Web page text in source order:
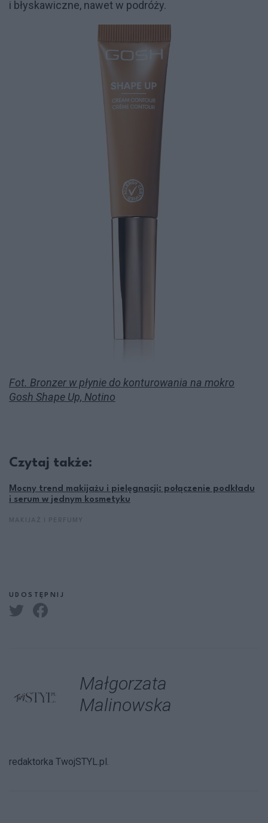
i błyskawiczne, nawet w podróży.
Fot. Bronzer w płynie do konturowania na mokro
Gosh Shape Up, Notino
Czytaj także:
Mocny trend makijażu i pielęgnacji: połączenie podkładu
i serum w jednym kosmetyku
UDOSTĘPNIJ
Małgorzata
Malinowska
redaktorka TwojSTYL.pl.